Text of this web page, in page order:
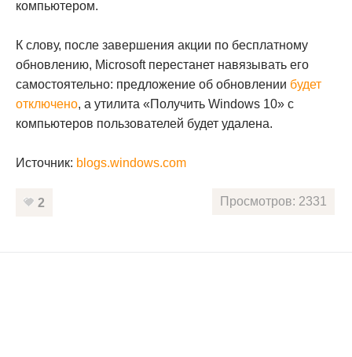
компьютером.
К слову, после завершения акции по бесплатному
обновлению, Microsoft перестанет навязывать его
самостоятельно: предложение об обновлении будет
отключено, а утилита «Получить Windows 10» с
компьютеров пользователей будет удалена.
Источник: blogs.windows.com
2 Просмотров: 2331